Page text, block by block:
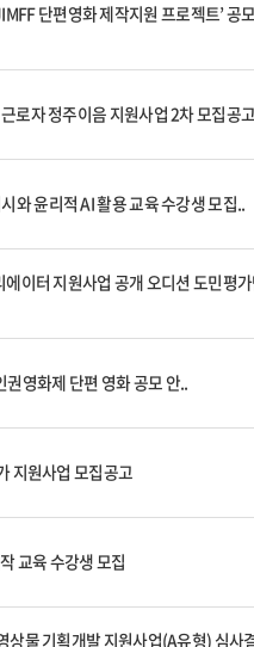
단편영화 제작지원 프로젝트’ 공모
로자 정주이음 지원사업 2차 모집공
와 윤리적 AI 활용 교육 수강생 모집..
이터 지원사업 공개 오디션 도민평
영화제 단편 영화 공모 안..
지원사업 모집공고
교육 수강생 모집
상물 기획개발 지원사업(A유형) 심사